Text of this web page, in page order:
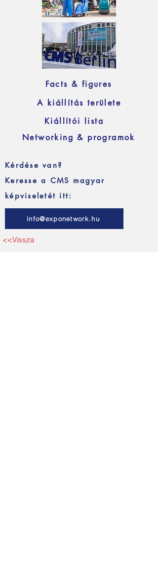
Facts & figures
A kiállítás területe
Kiállítói lista
Networking & programok
Kérdése van?
Keresse a CMS magyar
képviseletét itt:
info@exponetwork.hu
<<Vissza